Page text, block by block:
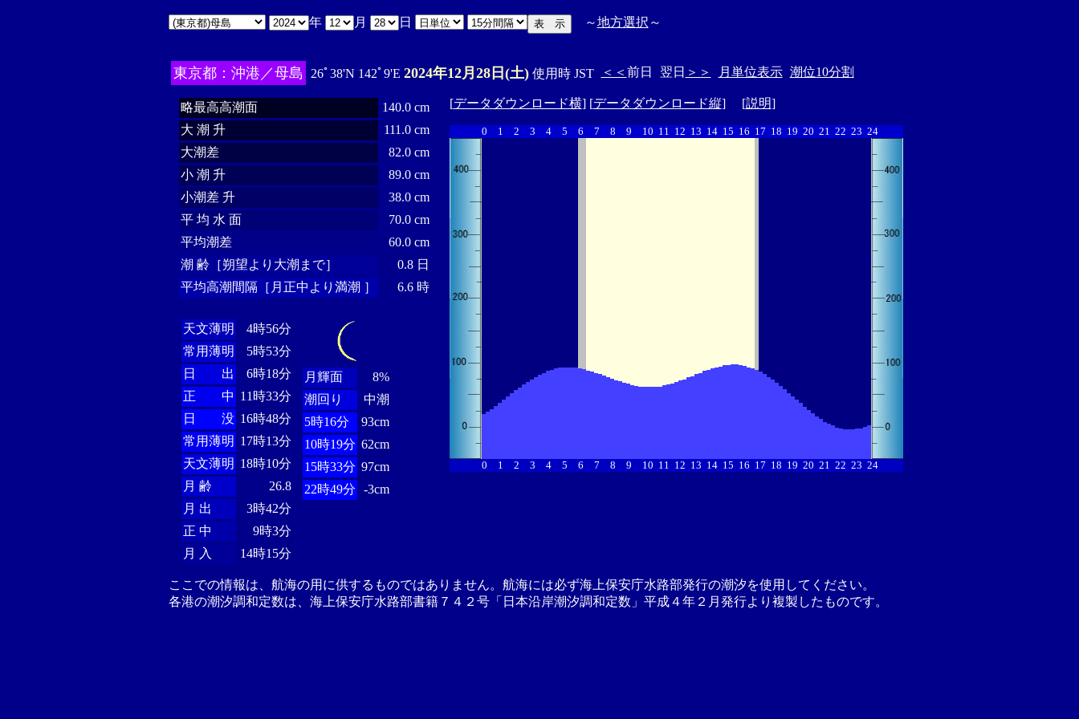
年 月 日 ～地方選択 ～
東京都：沖港／母島 26ﾟ38'N 142ﾟ9'E 2024年12月28日(土)使用時 JST ＜＜ 前日 翌日 ＞＞ 月単位表示 潮位10分割
略最高高潮面
140.0 cm
大 潮 升
111.0 cm
大潮差
82.0 cm
小 潮 升
89.0 cm
小潮差 升
38.0 cm
平 均 水 面
70.0 cm
平均潮差
60.0 cm
潮 齢［朔望より大潮まで］
0.8 日
平均高潮間隔［月正中より満潮 ］
6.6 時
天文薄明
4時56分
常用薄明
5時53分
日 出
6時18分
正 中 11時33分
日 没 16時48分
常用薄明 17時13分
天文薄明 18時10分
月 齢
26.8
月 出
3時42分
正 中
9時3分
月 入
14時15分
月輝面
8%
潮回り
中潮
5時16分
93cm
10時19分 62cm
15時33分 97cm
22時49分
-3cm
[データダウンロード横] [データダウンロード縦] [説明]
0 1 2 3 4 5 6 7 8 9 10 11 12 13 14 15 16 17 18 19 20 21 22 23 24
0 1 2 3 4 5 6 7 8 9 10 11 12 13 14 15 16 17 18 19 20 21 22 23 24
ここでの情報は、航海の用に供するものではありません。航海には必ず海上保安庁水路部発行の潮汐を使用してください。
各港の潮汐調和定数は、海上保安庁水路部書籍７４２号「日本沿岸潮汐調和定数」平成４年２月発行より複製したものです。